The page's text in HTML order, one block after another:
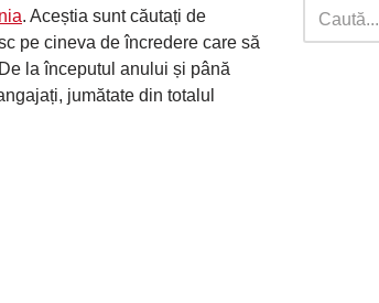
. Aceștia sunt căutați de
pe cineva de încredere care să
la începutul anului și până
jumătate din totalul